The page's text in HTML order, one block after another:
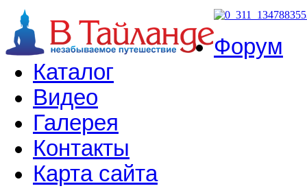
Форум
Каталог
Видео
Галерея
Контакты
Карта сайта